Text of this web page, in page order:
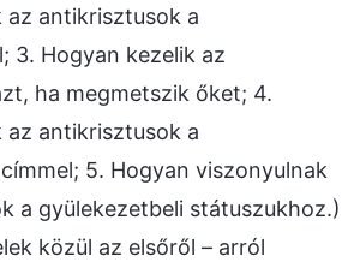
az antikrisztusok a
3. Hogyan kezelik az
ha megmetszik őket; 4.
az antikrisztusok a
5. Hogyan viszonyulnak
a gyülekezetbeli státuszukhoz.)
közül az elsőről – arról